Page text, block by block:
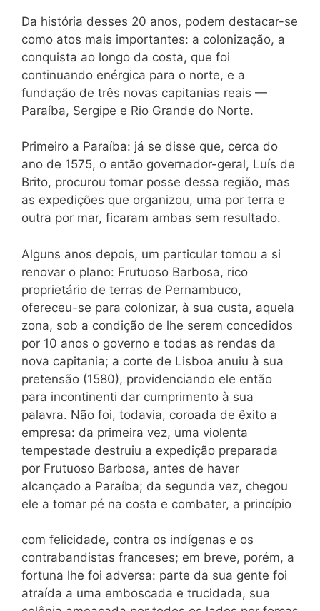
Da história desses 20 anos, podem destacar-se
como atos mais importantes: a colonização, a
conquista ao longo da costa, que foi
continuando enérgica para o norte, e a
fundação de três novas capitanias reais —
Paraíba, Sergipe e Rio Grande do Norte.
Primeiro a Paraíba: já se disse que, cerca do
ano de 1575, o então governador-geral, Luís de
Brito, procurou tomar posse dessa região, mas
as expedições que organizou, uma por terra e
outra por mar, ficaram ambas sem resultado.
Alguns anos depois, um particular tomou a si
renovar o plano: Frutuoso Barbosa, rico
proprietário de terras de Pernambuco,
ofereceu-se para colonizar, à sua custa, aquela
zona, sob a condição de lhe serem concedidos
por 10 anos o governo e todas as rendas da
nova capitania; a corte de Lisboa anuiu à sua
pretensão (1580), providenciando ele então
para incontinenti dar cumprimento à sua
palavra. Não foi, todavia, coroada de êxito a
empresa: da primeira vez, uma violenta
tempestade destruiu a expedição preparada
por Frutuoso Barbosa, antes de haver
alcançado a Paraíba; da segunda vez, chegou
ele a tomar pé na costa e combater, a princípio
com felicidade, contra os indígenas e os
contrabandistas franceses; em breve, porém, a
fortuna lhe foi adversa: parte da sua gente foi
atraída a uma emboscada e trucidada, sua